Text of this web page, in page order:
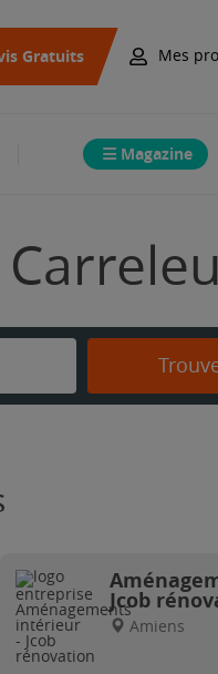
Gratuits Mes
Magazine
Jcob
Amiens